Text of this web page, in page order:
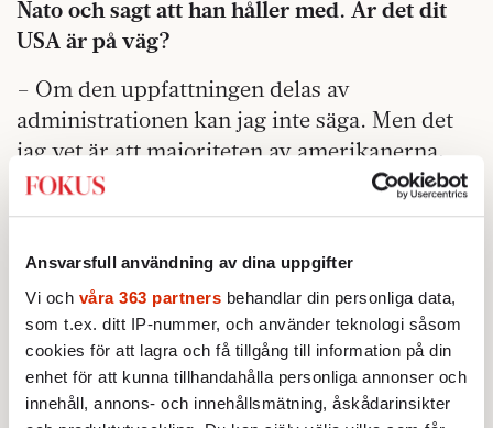
Ansvarsfull användning av dina uppgifter
Vi och våra 363 partners behandlar din personliga data,
som t.ex. ditt IP-nummer, och använder teknologi såsom
cookies för att lagra och få tillgång till information på din
enhet för att kunna tillhandahålla personliga annonser och
innehåll, annons- och innehållsmätning, åskådarinsikter
Nato och sagt att han håller med. Är det dit
USA är på väg?
– Om den uppfattningen delas av
administrationen kan jag inte säga. Men det
jag vet är att majoriteten av amerikanerna,
majoriteten av vår kongress, inklusive
republikanerna, anser att USA:s medlemskap
säkerhetsintressen. Det har inte förändrats.
John Deni tycker personligen att det vore en
tragedi om USA går ur Nato.
– Det vore en katastrof för amerikansk